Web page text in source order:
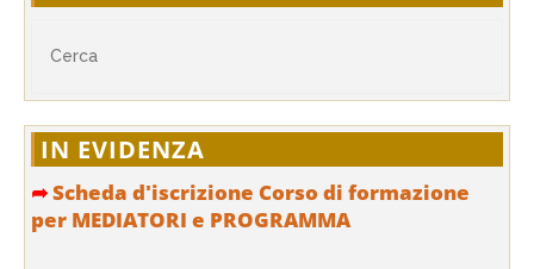
IN EVIDENZA
➦Scheda d'iscrizione Corso di formazione
per MEDIATORI e PROGRAMMA